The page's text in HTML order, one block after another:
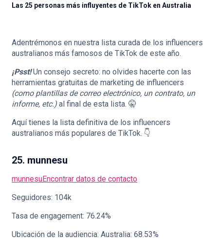
Las 25 personas más influyentes de TikTok en Australia
Adentrémonos en nuestra lista curada de los influencers
australianos más famosos de TikTok de este año.
¡Psst!Un consejo secreto: no olvides hacerte con las
herramientas gratuitas de marketing de influencers
(como plantillas de correo electrónico, un contrato, un
informe, etc.) al final de esta lista. 🤫
Aquí tienes la lista definitiva de los influencers
australianos más populares de TikTok. 👇
25. munnesu
munnesuEncontrar datos de contacto
Seguidores: 104k
Tasa de engagement: 76.24%
Ubicación de la audiencia: Australia: 68.53%